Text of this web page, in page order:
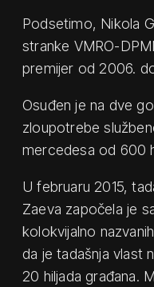
Podsetimo, Nikola
stranke VMRO-
premijer od 2006.
Osuđen je na dve
zloupotrebe
mercedesa od 600
U februaru 2015,
Zaeva započela je
kolokvijalno
da je tadašnja vlast
20 hiljada građana.